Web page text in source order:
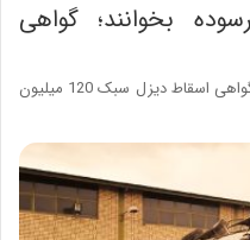
بخوانند؛ گواهی
گواهی اسقاط سواری 60 میلیون تومان و گواهی اسقاط دیزل سبک 120 میلیون